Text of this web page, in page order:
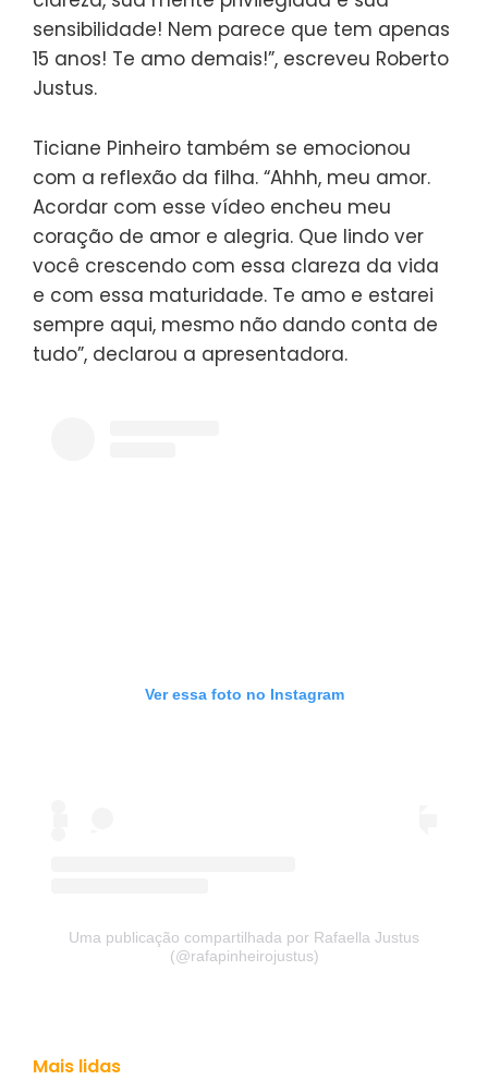
sensibilidade! Nem parece que tem apenas
15 anos! Te amo demais!”, escreveu Roberto
Justus.
Ticiane Pinheiro também se emocionou
com a reflexão da filha. “Ahhh, meu amor.
Acordar com esse vídeo encheu meu
coração de amor e alegria. Que lindo ver
você crescendo com essa clareza da vida
e com essa maturidade. Te amo e estarei
sempre aqui, mesmo não dando conta de
tudo”, declarou a apresentadora.
Ver essa foto no Instagram
Uma publicação compartilhada por Rafaella Justus
(@rafapinheirojustus)
Mais lidas